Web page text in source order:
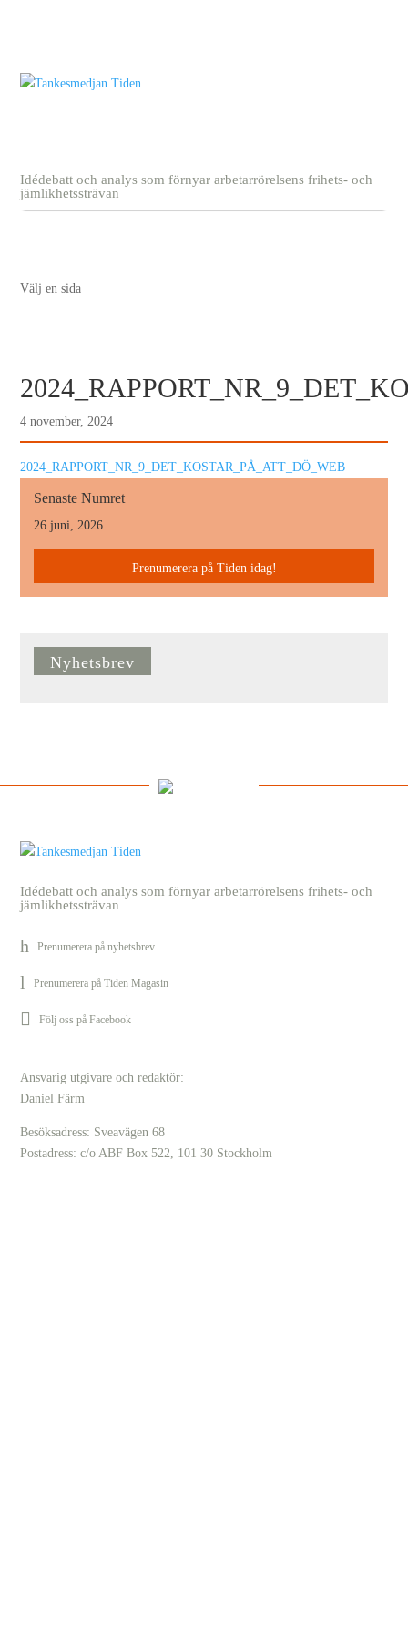
Idédebatt och analys som förnyar arbetarrörelsens frihets- och
jämlikhetssträvan
Välj en sida
4 november, 2024
2024_RAPPORT_NR_9_DET_KOSTAR_PÅ_ATT_DÖ_WEB
Senaste Numret
26 juni, 2026
Prenumerera på Tiden idag!
Nyhetsbrev
Idédebatt och analys som förnyar arbetarrörelsens frihets- och
jämlikhetssträvan
Prenumerera på nyhetsbrev
Prenumerera på Tiden Magasin
Följ oss på Facebook
Ansvarig utgivare och redaktör:
Daniel Färm
Besöksadress: Sveavägen 68
Postadress: c/o ABF Box 522, 101 30 Stockholm